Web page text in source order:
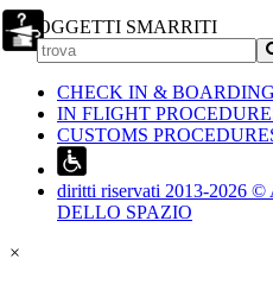
OGGETTI SMARRITI
CHECK IN &
IN FLIGHT
CUSTOMS
diritti riservati 2013-2026
DELLO SPAZIO
×